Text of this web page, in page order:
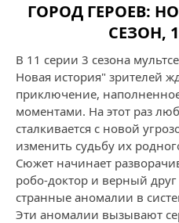
ГОРОД ГЕРОЕВ:
СЕЗОН,
В 11 серии 3 сезона
Новая история" зрителей
приключение,
моментами. На этот раз
сталкивается с новой
изменить судьбу их
Сюжет начинает
робо-доктор и верный
странные аномалии в
Эти аномалии вызывают